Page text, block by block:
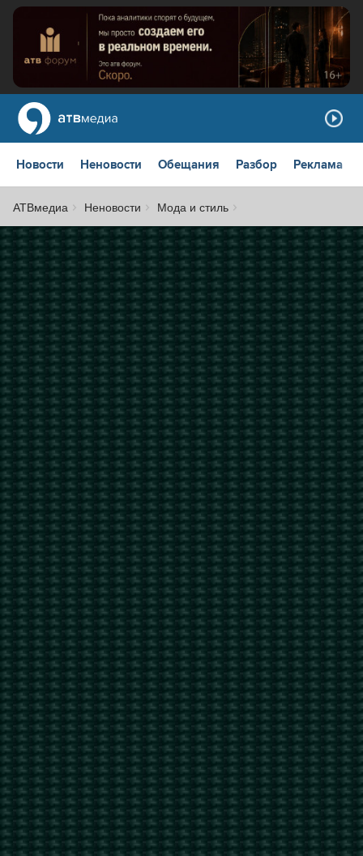
Новости Неновости Обещания Разбор Реклама
АТВмедиа Неновости Мода и стиль